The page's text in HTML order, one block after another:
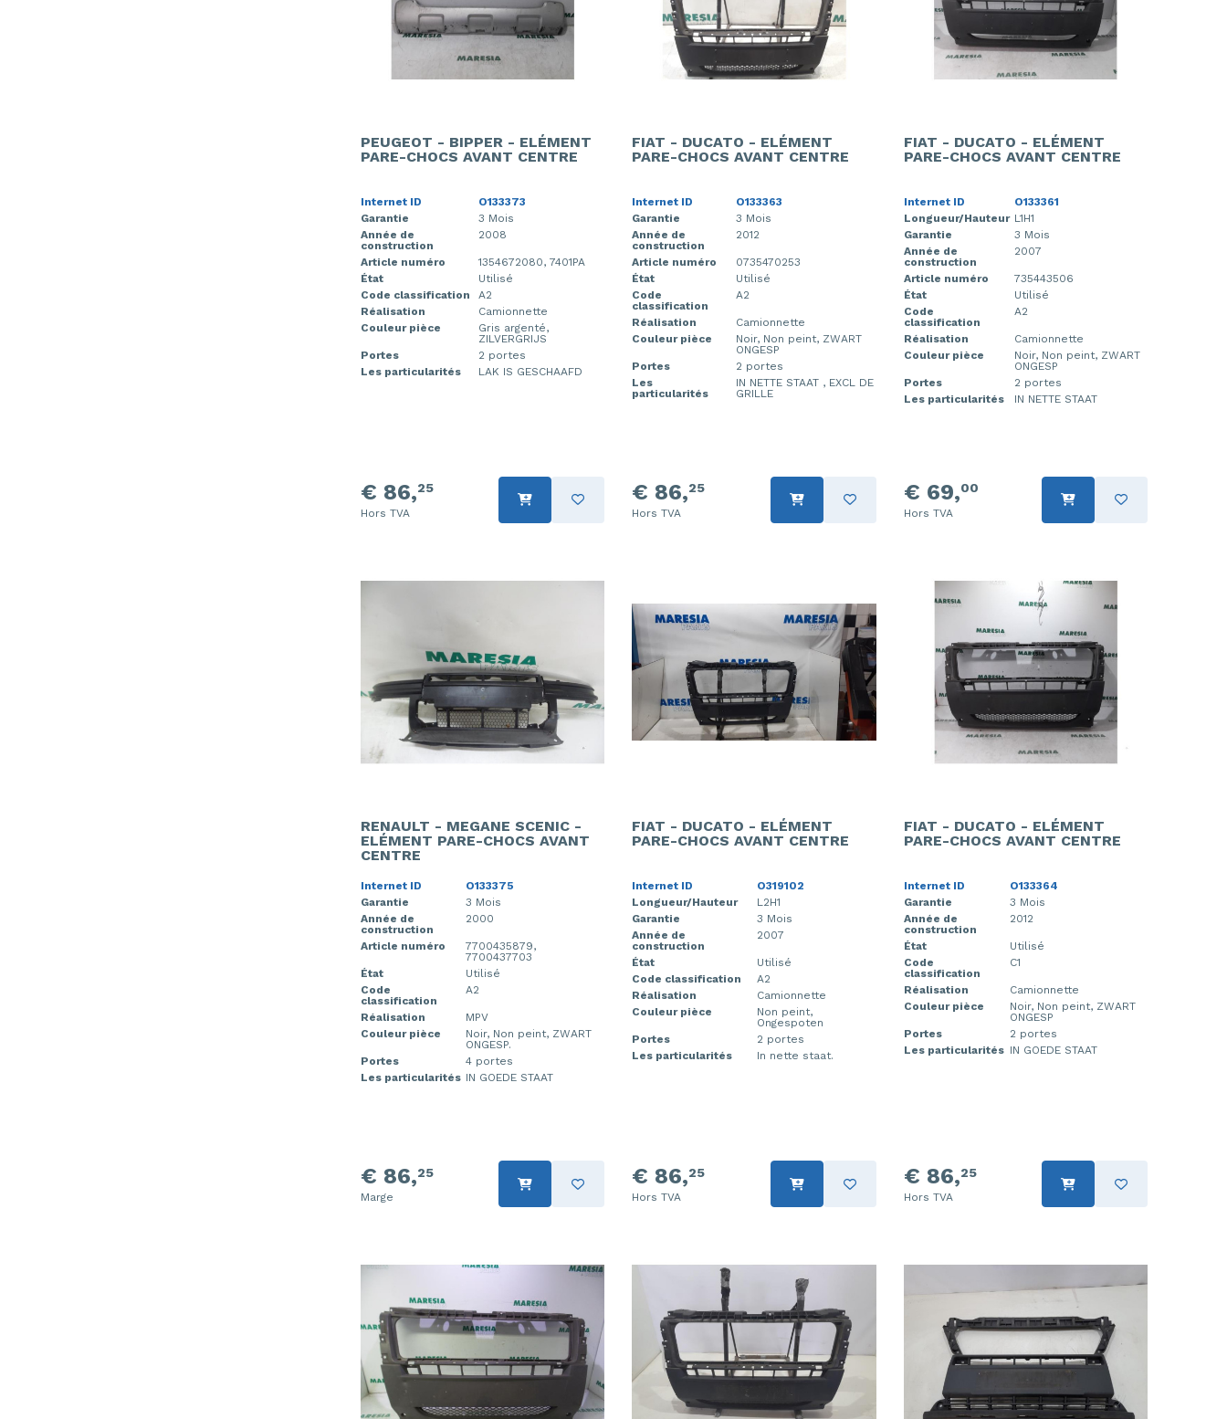
PEUGEOT - BIPPER - ELÉMENT
PARE-CHOCS AVANT CENTRE
Internet ID
O133373
Garantie
3 Mois
Année de
construction
2008
Article numéro
1354672080, 7401PA
État
Utilisé
Code classification
A2
Réalisation
Camionnette
Couleur pièce
Gris argenté,
ZILVERGRIJS
Portes
2 portes
Les particularités
LAK IS GESCHAAFD
€ 86,25
Hors TVA
FIAT - DUCATO - ELÉMENT
PARE-CHOCS AVANT CENTRE
Internet ID
O133363
Garantie
3 Mois
Année de
construction
2012
Article numéro
0735470253
État
Utilisé
Code
classification
A2
Réalisation
Camionnette
Couleur pièce
Noir, Non peint, ZWART
ONGESP
Portes
2 portes
Les
particularités
IN NETTE STAAT , EXCL DE
GRILLE
€ 86,25
Hors TVA
FIAT - DUCATO - ELÉMENT
PARE-CHOCS AVANT CENTRE
Internet ID
O133361
Longueur/Hauteur L1H1
Garantie
3 Mois
Année de
construction
2007
Article numéro
735443506
État
Utilisé
Code
classification
A2
Réalisation
Camionnette
Couleur pièce
Noir, Non peint, ZWART
ONGESP
Portes
2 portes
Les particularités
IN NETTE STAAT
€ 69,00
Hors TVA
RENAULT - MEGANE SCENIC -
ELÉMENT PARE-CHOCS AVANT
CENTRE
Internet ID
O133375
Garantie
3 Mois
Année de
construction
2000
Article numéro
7700435879,
7700437703
État
Utilisé
Code
classification
A2
Réalisation
MPV
Couleur pièce
Noir, Non peint, ZWART
ONGESP.
Portes
4 portes
Les particularités IN GOEDE STAAT
€ 86,25
Marge
FIAT - DUCATO - ELÉMENT
PARE-CHOCS AVANT CENTRE
Internet ID
O319102
Longueur/Hauteur
L2H1
Garantie
3 Mois
Année de
construction
2007
État
Utilisé
Code classification
A2
Réalisation
Camionnette
Couleur pièce
Non peint,
Ongespoten
Portes
2 portes
Les particularités
In nette staat.
€ 86,25
Hors TVA
FIAT - DUCATO - ELÉMENT
PARE-CHOCS AVANT CENTRE
Internet ID
O133364
Garantie
3 Mois
Année de
construction
2012
État
Utilisé
Code
classification
C1
Réalisation
Camionnette
Couleur pièce
Noir, Non peint, ZWART
ONGESP
Portes
2 portes
Les particularités IN GOEDE STAAT
€ 86,25
Hors TVA